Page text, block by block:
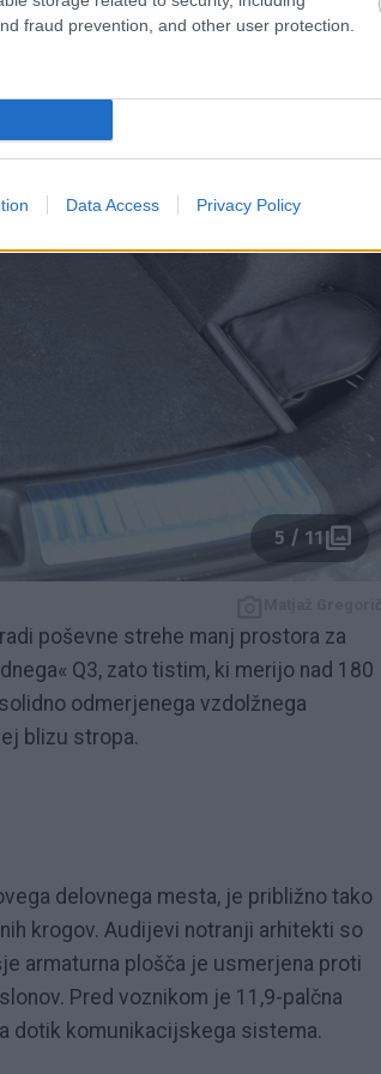
fraud prevention, and other user protection.
Data Access Privacy Policy
5 / 11
poševne strehe manj prostora za
Q3, zato tistim, ki merijo nad 180
odmerjenega vzdolžnega
blizu stropa.
delovnega mesta, je približno tako
krogov. Audijevi notranji arhitekti so
armaturna plošča je usmerjena proti
Pred voznikom je 11,9-palčna
dotik komunikacijskega sistema.